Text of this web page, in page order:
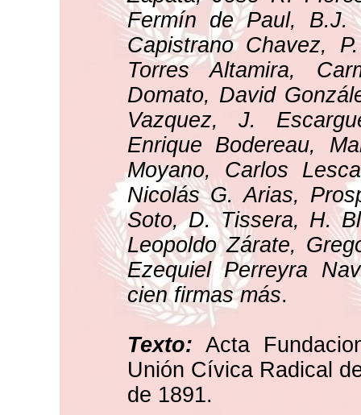
Fermín de Paul, B.J.
Capistrano Chavez,
Torres Altamira,
Domato, David
Vazquez, J.
Enrique Bodereau,
Moyano, Carlos
Nicolás G. Arias,
Soto, D. Tissera, H.
Leopoldo Zárate,
Ezequiel Perreyra
cien firmas más.
Texto: Acta
Unión Cívica Radical
de 1891.